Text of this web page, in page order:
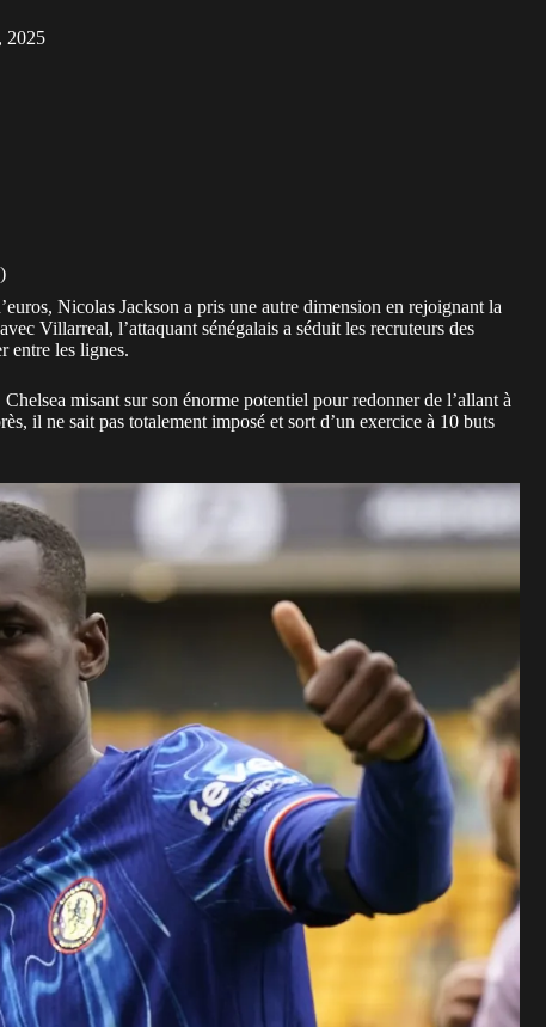
2025
Nicolas Jackson a pris une autre dimension en rejoignant la
Villarreal, l’attaquant sénégalais a séduit les recruteurs des
entre les lignes.
misant sur son énorme potentiel pour redonner de l’allant à
il ne sait pas totalement imposé et sort d’un exercice à 10 buts